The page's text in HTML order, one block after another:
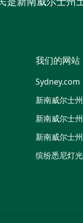
我们的网站
Sydney.com
新南威尔士
新南威尔士
新南威尔士
缤纷悉尼灯